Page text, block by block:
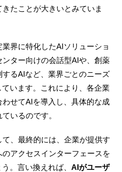
たことが大きいとみていま
界に特化したAIソリューショ
ター向けの会話型AIや、創薬
るAIなど、業界ごとのニーズ
います。これにより、各企業
せてAIを導入し、具体的な成
いるのです。
、最終的には、企業が提供す
アクセスインターフェースを
。言い換えれば、 AIがユーザ